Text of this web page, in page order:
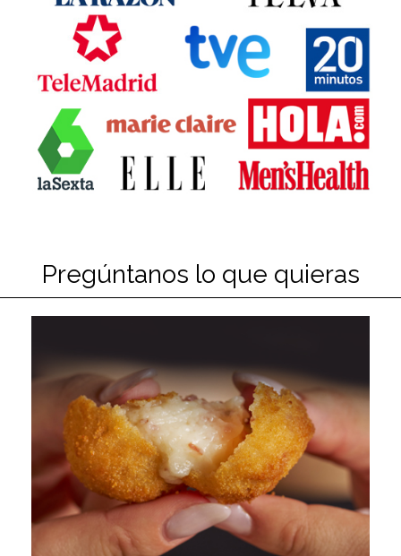
Pregúntanos lo que quieras